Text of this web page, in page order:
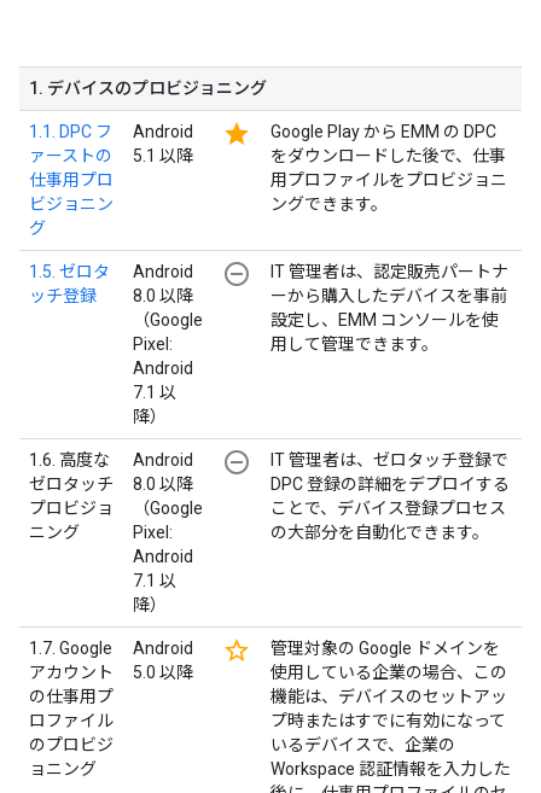
1 . デバイスのプロビジョニング
1.1. DPC フ
ァーストの
仕事用プロ
ビジョニン
グ
Android
5.1 以降
star
Google Play から EMM の DPC
をダウンロードした後で、仕事
用プロファイルをプロビジョニ
ングできます。
1.5. ゼロタ
ッチ登録
Android
8.0 以降
（Google
Pixel:
Android
7.1 以
降）
remove_circle_outline
IT 管理者は、認定販売パートナ
ーから購入したデバイスを事前
設定し、EMM コンソールを使
用して管理できます。
1.6. 高度な
ゼロタッチ
プロビジョ
ニング
Android
8.0 以降
（Google
Pixel:
Android
7.1 以
降）
remove_circle_outline
IT 管理者は、ゼロタッチ登録で
DPC 登録の詳細をデプロイする
ことで、デバイス登録プロセス
の大部分を自動化できます。
1.7. Google
アカウント
の仕事用プ
ロファイル
のプロビジ
ョニング
Android
5.0 以降
star_border
管理対象の Google ドメインを
使用している企業の場合、この
機能は、デバイスのセットアッ
プ時またはすでに有効になって
いるデバイスで、企業の
Workspace 認証情報を入力した